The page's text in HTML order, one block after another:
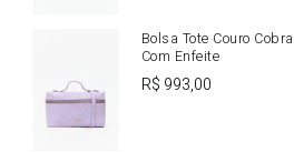
Bolsa Tote Couro Cobra
Com Enfeite
R$ 993,00